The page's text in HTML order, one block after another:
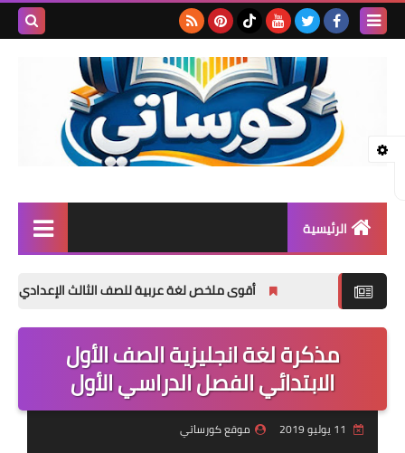
الرئيسية
المرحلة الثانوية
تأسيس حضانة
موضوعات
أقوى ملخص لغة عربية للصف الثالث الإعدادي الترم الأول 2027 PDF | شرح وتدريبات وامتحانات وإجابات
مذكرة لغة انجليزية الصف الأول
الابتدائي الفصل الدراسي الأول
موقع كورساتي